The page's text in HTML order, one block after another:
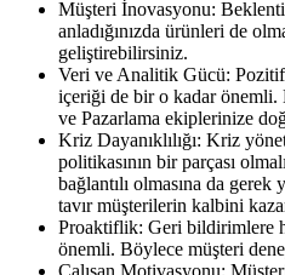
Müşteri İnovasyonu:
anladığınızda ürünleri de
geliştirebilirsiniz.
Veri ve Analitik Gücü:
içeriği de bir o kadar
ve Pazarlama ekiplerinize
Kriz Dayanıklılığı: Kriz
politikasının bir parçası
bağlantılı olmasına da
tavır müşterilerin kalbini
Proaktiflik: Geri bildirimlere
önemli. Böylece müşteri
Çalışan Motivasyonu: